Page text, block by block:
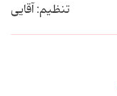
تنظیم: آقایی